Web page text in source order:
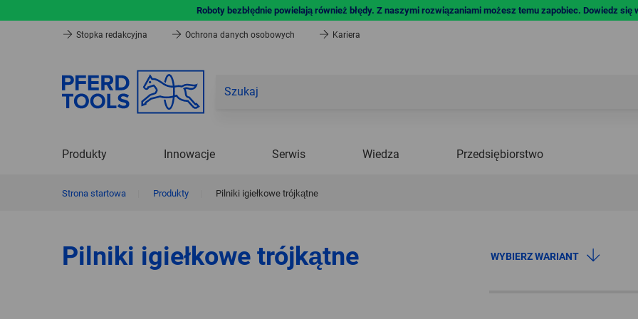
Roboty bezbłędnie powielają również błędy. Z naszymi rozwiązaniami możesz temu zapobiec. Dowiedz
Stopka redakcyjna Ochrona danych osobowych Kariera
Produkty Innowacje Serwis Wiedza Przedsiębiorstwo
Strona startowa Produkty Pilniki igiełkowe trójkątne
Pilniki igiełkowe trójkątne WYBIERZ WARIANT